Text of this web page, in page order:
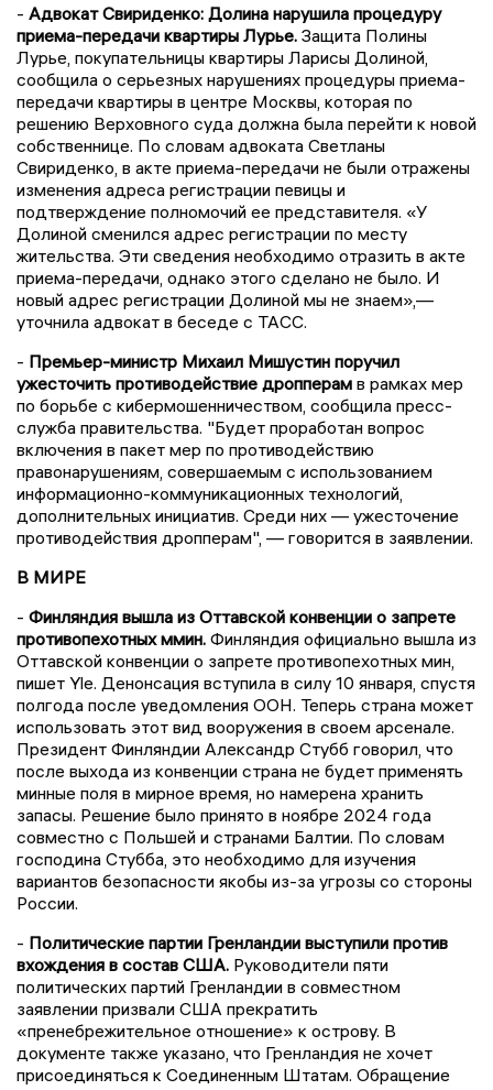
- Адвокат Свириденко: Долина нарушила процедуру
приема-передачи квартиры Лурье. Защита Полины
Лурье, покупательницы квартиры Ларисы Долиной,
сообщила о серьезных нарушениях процедуры приема-
передачи квартиры в центре Москвы, которая по
решению Верховного суда должна была перейти к новой
собственнице. По словам адвоката Светланы
Свириденко, в акте приема-передачи не были отражены
изменения адреса регистрации певицы и
подтверждение полномочий ее представителя. «У
Долиной сменился адрес регистрации по месту
жительства. Эти сведения необходимо отразить в акте
приема-передачи, однако этого сделано не было. И
новый адрес регистрации Долиной мы не знаем»,—
уточнила адвокат в беседе с ТАСС.
- Премьер-министр Михаил Мишустин поручил
ужесточить противодействие дропперам в рамках мер
по борьбе с кибермошенничеством, сообщила пресс-
служба правительства. "Будет проработан вопрос
включения в пакет мер по противодействию
правонарушениям, совершаемым с использованием
информационно-коммуникационных технологий,
дополнительных инициатив. Среди них — ужесточение
противодействия дропперам", — говорится в заявлении.
В МИРЕ
- Финляндия вышла из Оттавской конвенции о запрете
противопехотных ммин. Финляндия официально вышла из
Оттавской конвенции о запрете противопехотных мин,
пишет Yle. Денонсация вступила в силу 10 января, спустя
полгода после уведомления ООН. Теперь страна может
использовать этот вид вооружения в своем арсенале.
Президент Финляндии Александр Стубб говорил, что
после выхода из конвенции страна не будет применять
минные поля в мирное время, но намерена хранить
запасы. Решение было принято в ноябре 2024 года
совместно с Польшей и странами Балтии. По словам
господина Стубба, это необходимо для изучения
вариантов безопасности якобы из-за угрозы со стороны
России.
- Политические партии Гренландии выступили против
вхождения в состав США. Руководители пяти
политических партий Гренландии в совместном
заявлении призвали США прекратить
«пренебрежительное отношение» к острову. В
документе также указано, что Гренландия не хочет
присоединяться к Соединенным Штатам. Обращение